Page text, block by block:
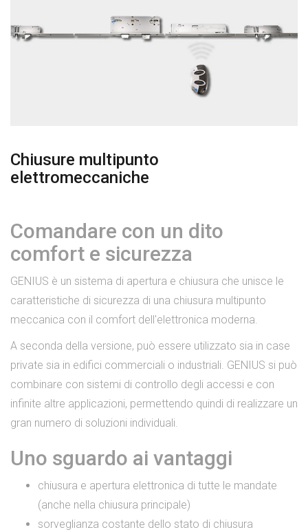
Chiusure multipunto
elettromeccaniche
Comandare con un dito
comfort e sicurezza
GENIUS è un sistema di apertura e chiusura che unisce le
caratteristiche di sicurezza di una chiusura multipunto
meccanica con il comfort dell'elettronica moderna.
A seconda della versione, può essere utilizzato sia in case
private sia in edifici commerciali o industriali. GENIUS si può
combinare con sistemi di controllo degli accessi e con
infinite altre applicazioni, permettendo quindi di realizzare un
gran numero di soluzioni individuali.
Uno sguardo ai vantaggi
chiusura e apertura elettronica di tutte le mandate
(anche nella chiusura principale)
sorveglianza costante dello stato di chiusura